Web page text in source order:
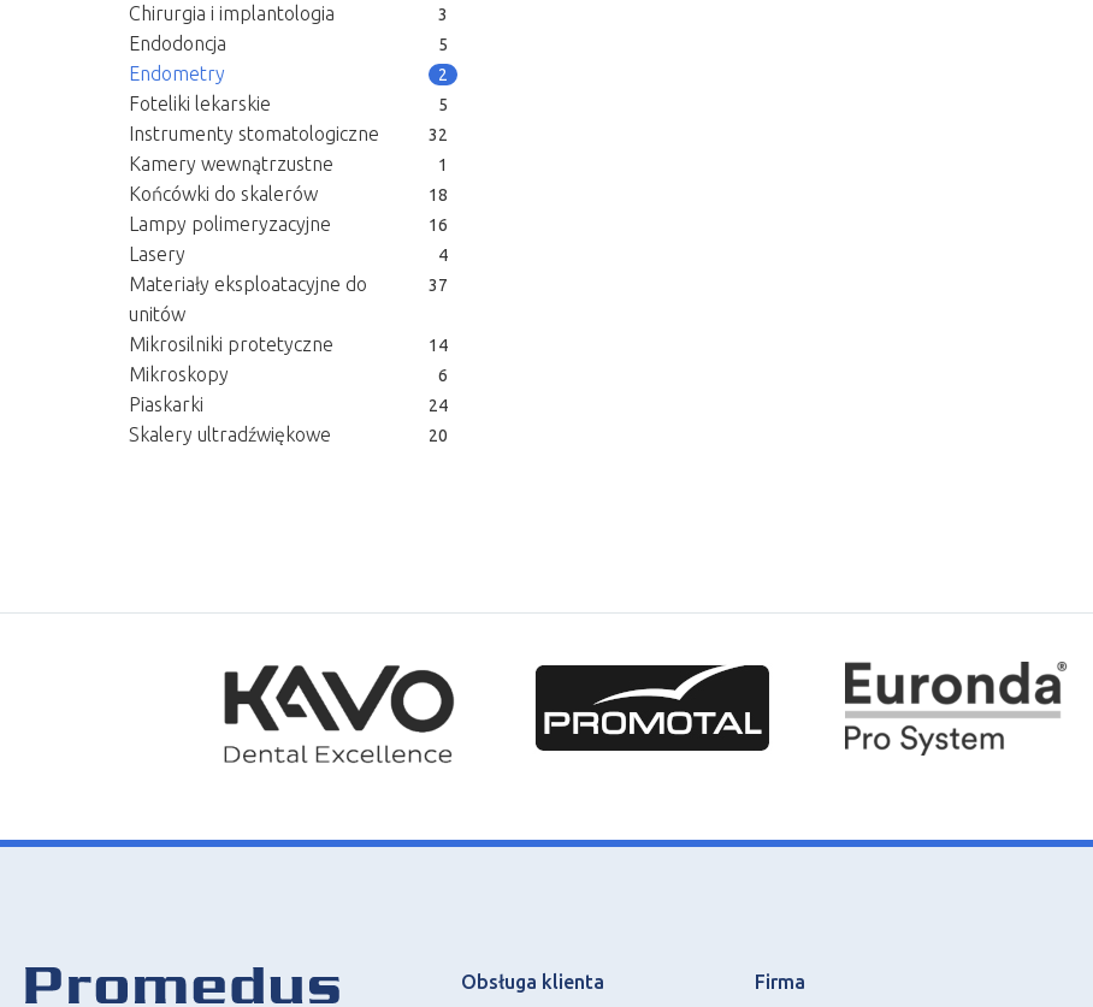
Chirurgia i implantologia 3
Endodoncja 5
Endometry 2
Foteliki lekarskie 5
Instrumenty stomatologiczne 32
Kamery wewnątrzustne 1
Końcówki do skalerów 18
Lampy polimeryzacyjne 16
Lasery 4
Materiały eksploatacyjne do
unitów
37
Mikrosilniki protetyczne 14
Mikroskopy 6
Piaskarki 24
Skalery ultradźwiękowe 20
Obsługa klienta Firma